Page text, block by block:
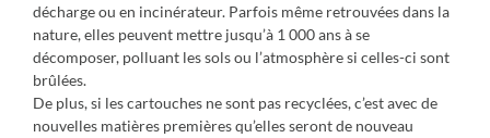
décharge ou en incinérateur. Parfois même retrouvées dans la
nature, elles peuvent mettre jusqu’à 1 000 ans à se
décomposer, polluant les sols ou l’atmosphère si celles-ci sont
brûlées.
De plus, si les cartouches ne sont pas recyclées, c’est avec de
nouvelles matières premières qu’elles seront de nouveau